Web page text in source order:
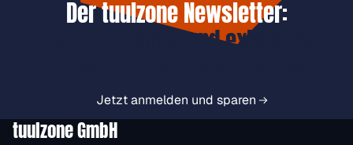
Der tuulzone Newsletter:
Jetzt anmelden und exklusive
Jetzt anmelden und sparen
tuulzone GmbH